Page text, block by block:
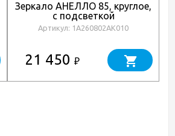
Зеркало АНЕЛЛО 85, круглое,
с подсветкой
Артикул: 1A260802AK010
21 450 ₽